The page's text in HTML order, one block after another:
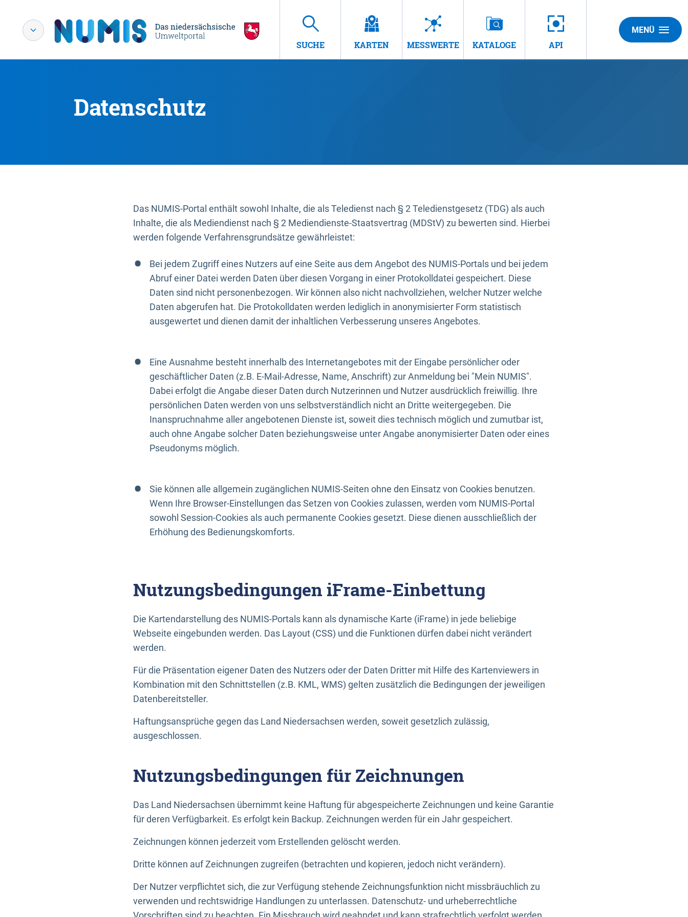
SUCHE KARTEN MESSWERTE KATALOGE API
MENÜ
Datenschutz
Das NUMIS-Portal enthält sowohl Inhalte, die als Teledienst nach § 2 Teledienstgesetz (TDG) als auch
Inhalte, die als Mediendienst nach § 2 Mediendienste-Staatsvertrag (MDStV) zu bewerten sind. Hierbei
werden folgende Verfahrensgrundsätze gewährleistet:
Bei jedem Zugriff eines Nutzers auf eine Seite aus dem Angebot des NUMIS-Portals und bei jedem
Abruf einer Datei werden Daten über diesen Vorgang in einer Protokolldatei gespeichert. Diese
Daten sind nicht personenbezogen. Wir können also nicht nachvollziehen, welcher Nutzer welche
Daten abgerufen hat. Die Protokolldaten werden lediglich in anonymisierter Form statistisch
ausgewertet und dienen damit der inhaltlichen Verbesserung unseres Angebotes.
Eine Ausnahme besteht innerhalb des Internetangebotes mit der Eingabe persönlicher oder
geschäftlicher Daten (z.B. E-Mail-Adresse, Name, Anschrift) zur Anmeldung bei "Mein NUMIS".
Dabei erfolgt die Angabe dieser Daten durch Nutzerinnen und Nutzer ausdrücklich freiwillig. Ihre
persönlichen Daten werden von uns selbstverständlich nicht an Dritte weitergegeben. Die
Inanspruchnahme aller angebotenen Dienste ist, soweit dies technisch möglich und zumutbar ist,
auch ohne Angabe solcher Daten beziehungsweise unter Angabe anonymisierter Daten oder eines
Pseudonyms möglich.
Sie können alle allgemein zugänglichen NUMIS-Seiten ohne den Einsatz von Cookies benutzen.
Wenn Ihre Browser-Einstellungen das Setzen von Cookies zulassen, werden vom NUMIS-Portal
sowohl Session-Cookies als auch permanente Cookies gesetzt. Diese dienen ausschließlich der
Erhöhung des Bedienungskomforts.
Nutzungsbedingungen iFrame-Einbettung
Die Kartendarstellung des NUMIS-Portals kann als dynamische Karte (iFrame) in jede beliebige
Webseite eingebunden werden. Das Layout (CSS) und die Funktionen dürfen dabei nicht verändert
werden.
Für die Präsentation eigener Daten des Nutzers oder der Daten Dritter mit Hilfe des Kartenviewers in
Kombination mit den Schnittstellen (z.B. KML, WMS) gelten zusätzlich die Bedingungen der jeweiligen
Datenbereitsteller.
Haftungsansprüche gegen das Land Niedersachsen werden, soweit gesetzlich zulässig,
ausgeschlossen.
Nutzungsbedingungen für Zeichnungen
Das Land Niedersachsen übernimmt keine Haftung für abgespeicherte Zeichnungen und keine Garantie
für deren Verfügbarkeit. Es erfolgt kein Backup. Zeichnungen werden für ein Jahr gespeichert.
Zeichnungen können jederzeit vom Erstellenden gelöscht werden.
Dritte können auf Zeichnungen zugreifen (betrachten und kopieren, jedoch nicht verändern).
Der Nutzer verpflichtet sich, die zur Verfügung stehende Zeichnungsfunktion nicht missbräuchlich zu
verwenden und rechtswidrige Handlungen zu unterlassen. Datenschutz- und urheberrechtliche